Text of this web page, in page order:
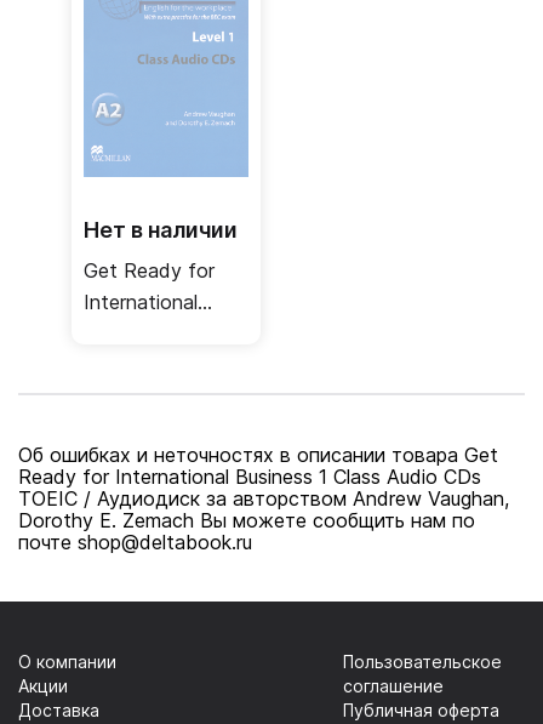
Нет в наличии
Get Ready for
International
Аудиодиск
Об ошибках и неточностях в описании товара Get
Ready for International Business 1 Class Audio CDs
TOEIC / Аудиодиск за авторством Andrew Vaughan,
Dorothy E. Zemach Вы можете сообщить нам по
почте shop@deltabook.ru
О компании
Акции
Доставка
Пользовательское
соглашение
Публичная оферта